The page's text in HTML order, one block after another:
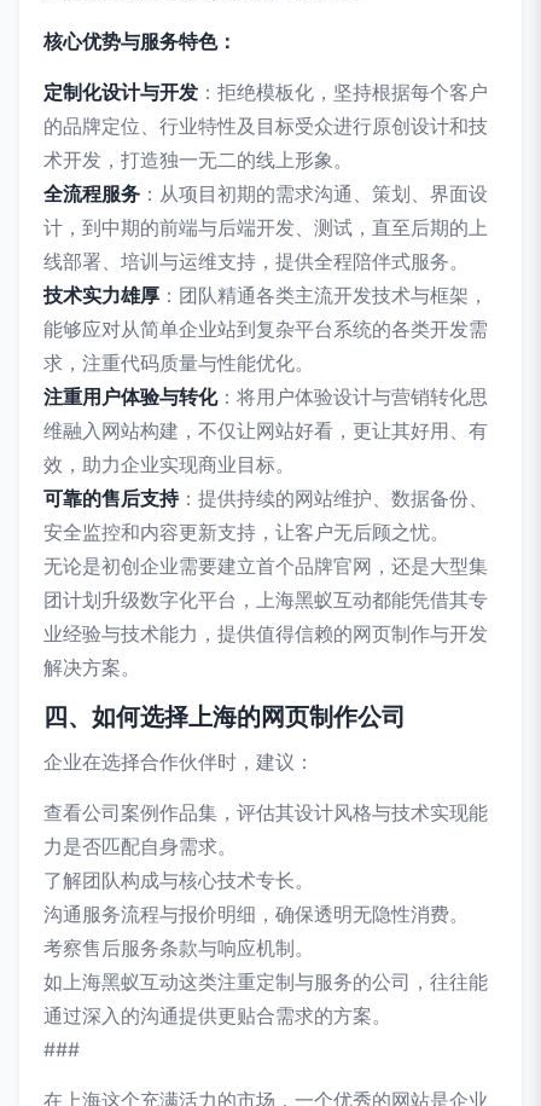
核心优势与服务特色：
定制化设计与开发 ：拒绝模板化，坚持根据每个客户
的品牌定位、行业特性及目标受众进行原创设计和技
术开发，打造独一无二的线上形象。
全流程服务 ：从项目初期的需求沟通、策划、界面设
计，到中期的前端与后端开发、测试，直至后期的上
线部署、培训与运维支持，提供全程陪伴式服务。
技术实力雄厚 ：团队精通各类主流开发技术与框架，
能够应对从简单企业站到复杂平台系统的各类开发需
求，注重代码质量与性能优化。
注重用户体验与转化：将用户体验设计与营销转化思
维融入网站构建，不仅让网站好看，更让其好用、有
效，助力企业实现商业目标。
可靠的售后支持：提供持续的网站维护、数据备份、
安全监控和内容更新支持，让客户无后顾之忧。
无论是初创企业需要建立首个品牌官网，还是大型集
团计划升级数字化平台，上海黑蚁互动都能凭借其专
业经验与技术能力，提供值得信赖的网页制作与开发
解决方案。
四、如何选择上海的网页制作公司
企业在选择合作伙伴时，建议：
查看公司案例作品集，评估其设计风格与技术实现能
力是否匹配自身需求。
了解团队构成与核心技术专长。
沟通服务流程与报价明细，确保透明无隐性消费。
考察售后服务条款与响应机制。
如上海黑蚁互动这类注重定制与服务的公司，往往能
通过深入的沟通提供更贴合需求的方案。
###
在上海这个充满活力的市场，一个优秀的网站是企业